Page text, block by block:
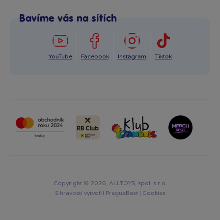
info@bambule.cz
Napsat zprávu
Bavíme vás na sítích
YouTube Facebook Instagram Tiktok
Copyright © 2026, ALLTOYS, spol. s r.o.
S hravostí vytvořil PragueBest| Cookies